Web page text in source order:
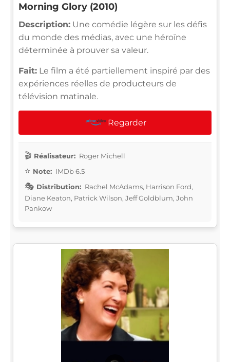
Morning Glory (2010)
Description: Une comédie légère sur les défis
du monde des médias, avec une héroïne
déterminée à prouver sa valeur.
Fait: Le film a été partiellement inspiré par des
expériences réelles de producteurs de
télévision matinale.
Regarder
Réalisateur: Roger Michell
Note: IMDb 6.5
Distribution: Rachel McAdams, Harrison Ford,
Diane Keaton, Patrick Wilson, Jeff Goldblum, John
Pankow